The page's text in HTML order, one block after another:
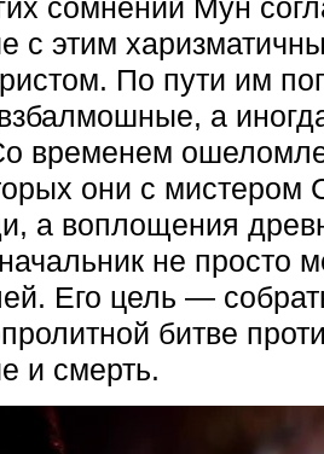
сомнений Мун
с этим
По пути им
а
временем
они с мистером
а воплощения
не просто
Его цель —
битве
и смерть.